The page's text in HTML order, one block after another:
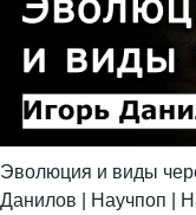
Эволюция и виды
Данилов | Научпоп |